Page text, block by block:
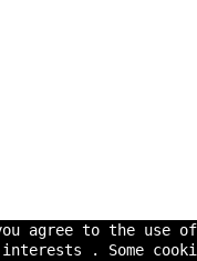
agree to the
. Some